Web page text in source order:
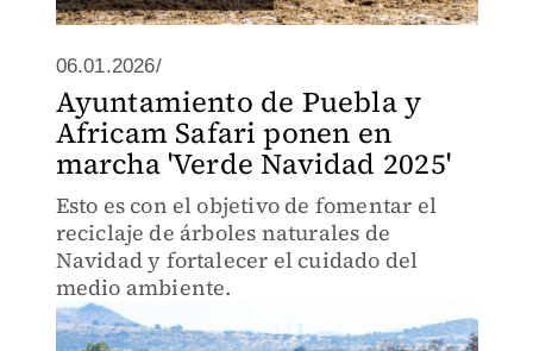
06.01.2026/
Ayuntamiento de Puebla y
Africam Safari ponen en
marcha 'Verde Navidad 2025'
Esto es con el objetivo de fomentar el
reciclaje de árboles naturales de
Navidad y fortalecer el cuidado del
medio ambiente.